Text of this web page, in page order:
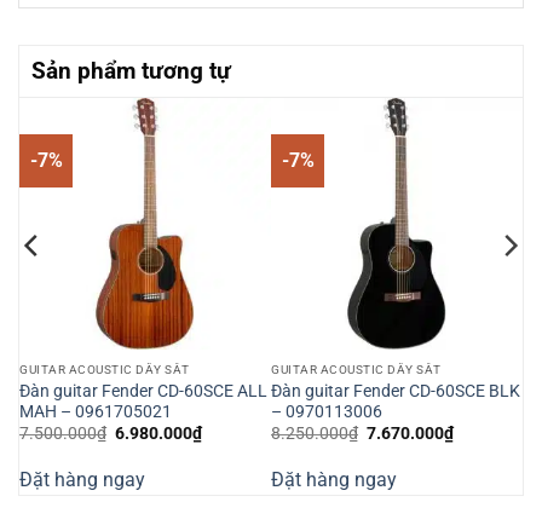
Sản phẩm tương tự
-7%
GUITAR ACOUSTIC DÂY SẮT
Đàn guitar Fender CD-60SCE ALL
MAH – 0961705021
7.500.000₫ Giá
7.500.000₫.
6.980.000₫Giá
hiện
6.980.000₫.
Đặt hàng ngay
-7%
GUITAR ACOUSTIC DÂY SẮT
Đàn guitar Fender CD-60SCE BLK
– 0970113006
8.250.000₫ Giá
8.250.000₫.
7.670.000₫Giá
hiện
Đặt hàng ngay